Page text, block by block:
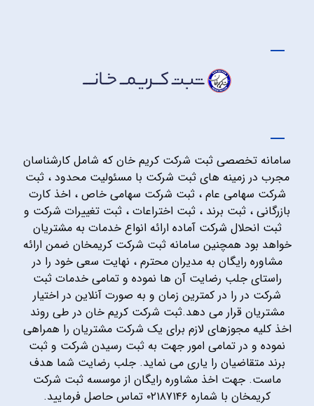
سامانه تخصصی ثبت شرکت کریم خان که شامل کارشناسان
مجرب در زمینه های ثبت شرکت با مسئولیت محدود ، ثبت
شرکت سهامی عام ، ثبت شرکت سهامی خاص ، اخذ کارت
بازرگانی ، ثبت برند ، ثبت اختراعات ، ثبت تغییرات شرکت و
ثبت انحلال شرکت آماده ارائه انواع خدمات به مشتریان
خواهد بود همچنین سامانه ثبت شرکت کریمخان ضمن ارائه
مشاوره رایگان به مدیران محترم ، نهایت سعی خود را در
راستای جلب رضایت آن ها نموده و تمامی خدمات ثبت
شرکت در را در کمترین زمان و به صورت آنلاین در اختیار
مشتریان قرار می دهد.ثبت شرکت کریم خان در طی روند
اخذ کلیه مجوزهای لازم برای یک شرکت مشتریان را همراهی
نموده و در تمامی امور جهت به ثبت رسیدن شرکت و ثبت
برند متقاضیان را یاری می نماید. جلب رضایت شما هدف
ماست. جهت اخذ مشاوره رایگان از موسسه ثبت شرکت
کریمخان با شماره ۰۲۱۸۷۱۴۶ تماس حاصل فرمایید.